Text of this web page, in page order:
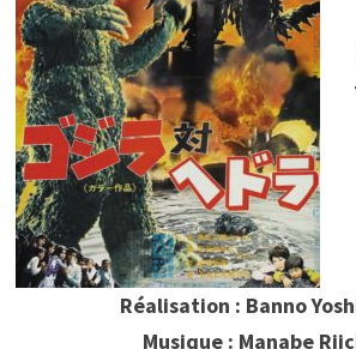
Réalisation : Banno
Musique : Manabe